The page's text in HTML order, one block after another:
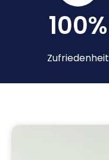
100%
Zufriedenheit